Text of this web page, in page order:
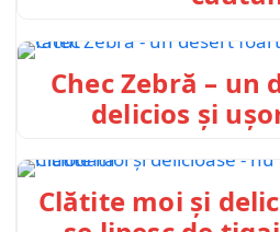
Chec Zebră – un
delicios și
Clătite moi și